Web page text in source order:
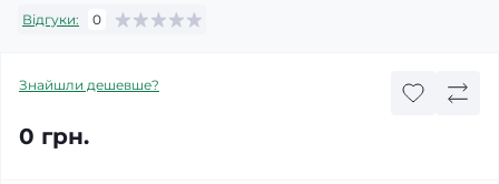
Відгуки: 0
Знайшли дешевше?
0 грн.